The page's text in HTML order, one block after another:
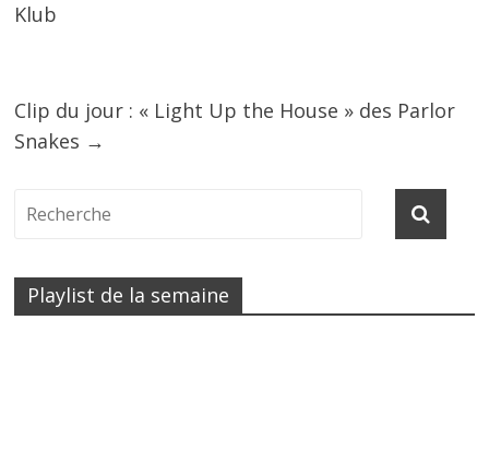
Klub
Clip du jour : « Light Up the House » des Parlor
Snakes →
Playlist de la semaine